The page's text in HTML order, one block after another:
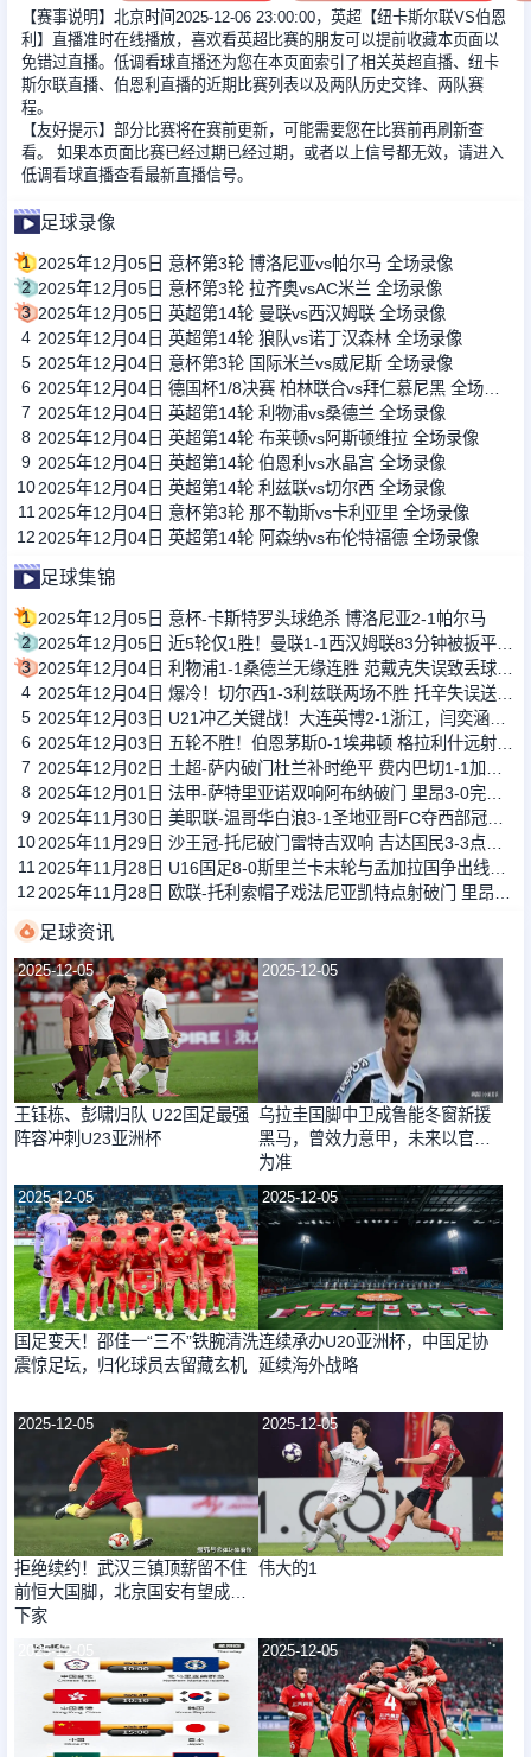
【赛事说明】北京时间2025-12-06 23:00:00，英超【纽卡斯尔联VS伯恩
利】直播准时在线播放，喜欢看英超比赛的朋友可以提前收藏本页面以
免错过直播。低调看球直播还为您在本页面索引了相关英超直播、纽卡
斯尔联直播、伯恩利直播的近期比赛列表以及两队历史交锋、两队赛
程。
【友好提示】部分比赛将在赛前更新，可能需要您在比赛前再刷新查
看。 如果本页面比赛已经过期已经过期，或者以上信号都无效，请进入
低调看球直播查看最新直播信号。
足球录像
1 2025年12月05日 意杯第3轮 博洛尼亚vs帕尔马 全场录像
2 2025年12月05日 意杯第3轮 拉齐奥vsAC米兰 全场录像
3 2025年12月05日 英超第14轮 曼联vs西汉姆联 全场录像
4 2025年12月04日 英超第14轮 狼队vs诺丁汉森林 全场录像
5 2025年12月04日 意杯第3轮 国际米兰vs威尼斯 全场录像
6
7 2025年12月04日 英超第14轮 利物浦vs桑德兰 全场录像
8 2025年12月04日 英超第14轮 布莱顿vs阿斯顿维拉 全场录像
9 2025年12月04日 英超第14轮 伯恩利vs水晶宫 全场录像
102025年12月04日 英超第14轮 利兹联vs切尔西 全场录像
11 2025年12月04日 意杯第3轮 那不勒斯vs卡利亚里 全场录像
12 2025年12月04日 英超第14轮 阿森纳vs布伦特福德 全场录像
足球集锦
1 2025年12月05日 意杯-卡斯特罗头球绝杀 博洛尼亚2-1帕尔马
2
3
4
5
6
7
8
9
10
11
12
足球资讯
2025-12-05
王钰栋、彭啸归队 U22国足最强
阵容冲刺U23亚洲杯
2025-12-05
乌拉圭国脚中卫成鲁能冬窗新援
黑马，曾效力意甲，未来以官宣
为准
2025-12-05
国足变天！邵佳一“三不”铁腕清洗
震惊足坛，归化球员去留藏玄机
2025-12-05
连续承办U20亚洲杯，中国足协
延续海外战略
2025-12-05
拒绝续约！武汉三镇顶薪留不住
前恒大国脚，北京国安有望成新
下家
2025-12-05
伟大的1
2025-12-05 2025-12-05